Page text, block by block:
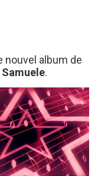
nouvel album de
.